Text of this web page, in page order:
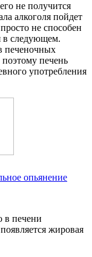
не получится
алкоголя пойдет
не способен
в следующем.
печеночных
поэтому печень
употребления
опьянение
в печени
жировая